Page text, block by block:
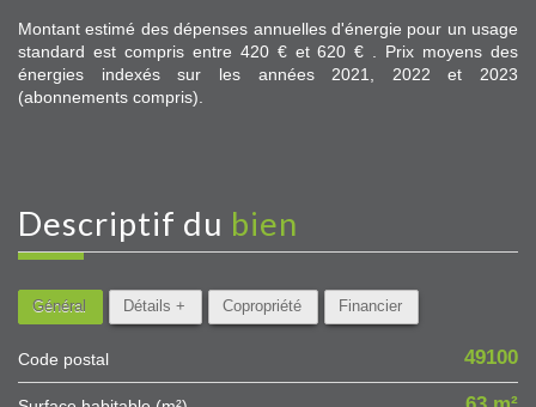
Montant estimé des dépenses annuelles d'énergie pour un usage
standard est compris entre 420 € et 620 € . Prix moyens des
énergies indexés sur les années 2021, 2022 et 2023
(abonnements compris).
descriptif du bien
Général Détails + Copropriété Financier
Code postal 49100